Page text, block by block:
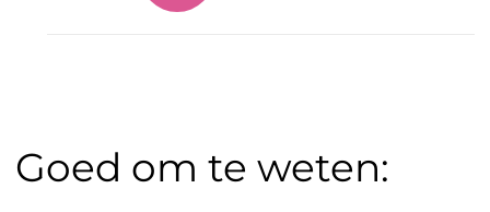
Goed om te weten: